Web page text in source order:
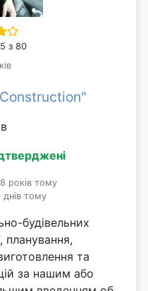
з 80
років тому
днів тому
будівельних
планування,
та
за нашим або